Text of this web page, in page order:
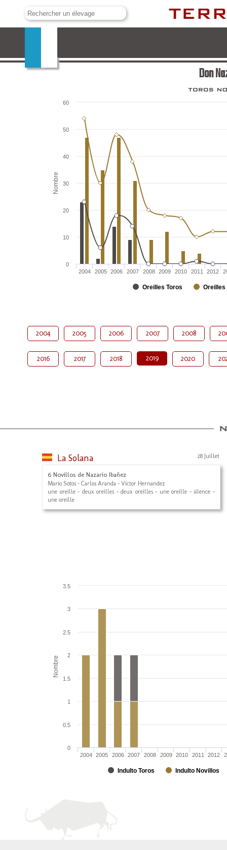
Don
Nombre
Oreilles Toros Oreilles
2004 2005 2006 2007 2008 2009 2010 2011 2012
0
10
20
30
40
50
60
2004 2005 2006 2007 2008
2016 2017 2018 2019 2020
La Solana 28 Juillet
6 Novillos de Nazario Ibañez
Mario Sotos - Carlos Aranda - Victor Hernandez
une oreille - deux oreilles - deux oreilles - une oreille - silence -
une oreille
Nombre
Indulto Toros Indulto Novillos
2004 2005 2006 2007 2008 2009 2010 2011 2012
0
0.5
1
1.5
2
2.5
3
3.5